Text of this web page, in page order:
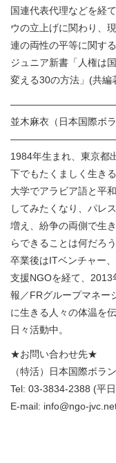
国連代表代理などを経
ウの立上げに関わり、
連の両性の平等に関す
ジュニア新書「人権は
変える30の方法」(共編
並木麻衣（日本国際ボ
1984年生まれ、東京都
下でもたくましく生き
大学でアラビア語と平
してみたくなり、パレ
増え、紛争の両側で生
らできることは何だろ
卒業後はITベンチャー
支援NGOを経て、
報／FRグループマネー
に生きる人々の体温を
日々活動中。
★お問い合わせ先★
（特活）日本国際ボラ
Tel: 03-3834-2388 (平
E-mail: info@ngo-